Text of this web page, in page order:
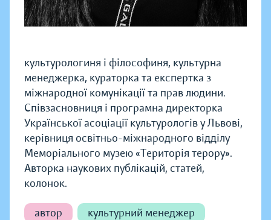
культурологиня і філософиня, культурна
менеджерка, кураторка та експертка з
міжнародної комунікації та прав людини.
Співзасновниця і програмна директорка
Української асоціації культурологів у Львові,
керівниця освітньо-міжнародного відділу
Меморіального музею «Територія терору».
Авторка наукових публікацій, статей,
колонок.
автор культурний менеджер